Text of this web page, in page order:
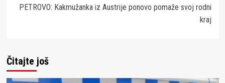
PETROVO: Kakmužanka iz Austrije ponovo pomaže svoj rodni
kraj
Čitajte još